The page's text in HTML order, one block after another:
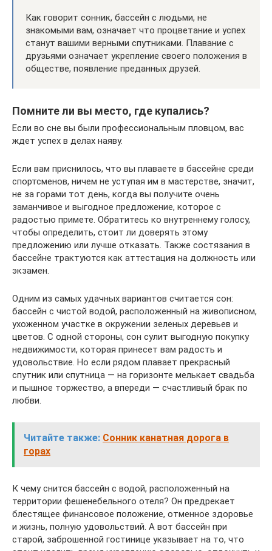
Как говорит сонник, бассейн с людьми, не
знакомыми вам, означает что процветание и успех
станут вашими верными спутниками. Плавание с
друзьями означает укрепление своего положения в
обществе, появление преданных друзей.
Помните ли вы место, где купались?
Если во сне вы были профессиональным пловцом, вас
ждет успех в делах наяву.
Если вам приснилось, что вы плаваете в бассейне среди
спортсменов, ничем не уступая им в мастерстве, значит,
не за горами тот день, когда вы получите очень
заманчивое и выгодное предложение, которое с
радостью примете. Обратитесь ко внутреннему голосу,
чтобы определить, стоит ли доверять этому
предложению или лучше отказать. Также состязания в
бассейне трактуются как аттестация на должность или
экзамен.
Одним из самых удачных вариантов считается сон:
бассейн с чистой водой, расположенный на живописном,
ухоженном участке в окружении зеленых деревьев и
цветов. С одной стороны, сон сулит выгодную покупку
недвижимости, которая принесет вам радость и
удовольствие. Но если рядом плавает прекрасный
спутник или спутница — на горизонте мелькает свадьба
и пышное торжество, а впереди — счастливый брак по
любви.
Читайте также: Сонник канатная дорога в
горах
К чему снится бассейн с водой, расположенный на
территории фешенебельного отеля? Он предрекает
блестящее финансовое положение, отменное здоровье
и жизнь, полную удовольствий. А вот бассейн при
старой, заброшенной гостинице указывает на то, что